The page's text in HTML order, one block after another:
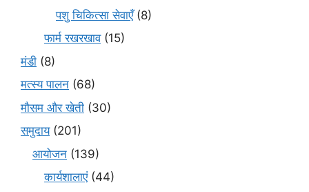
पशु चिकित्सा सेवाएँ(8)
फार्म रखरखाव(15)
मंडी (8)
मत्स्य पालन (68)
मौसम और खेती (30)
समुदाय(201)
आयोजन (139)
कार्यशालाएं(44)